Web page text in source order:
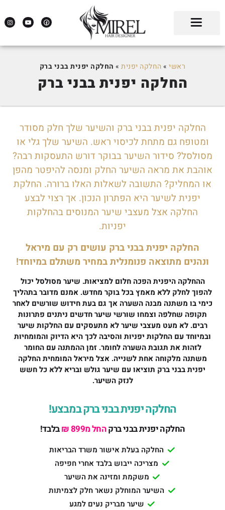
ראשי»החלקה יפנית» החלקה יפנית בבני ברק
החלקה יפנית בבני ברק
החלקה יפנית בבני ברק והשיער שלך חלק מסודר
ומטופח גם מתחת לכיסוי ראש. השיער שלך גלי או
מסולסל? סידור השיער בבוקר דורש התעסקות רבה?
אוהבת את מראה השיער החלק ומנסה להיפטר מהפן
או המחליק? התשובה לשאלות האלו ברורה. החלקת
יפנית לשיער היא הפתרון הנכון. אך רצוי לבצע
החלקה אצל מעצבי שיער המנוסים בהחלקות
יפניות.
החלקה יפנית בבני ברק עושים רק עם מיראל
ונהנים מתוצאה פנומנלית במחיר משתלם במיוחד!
ההחלקה היפנית הפכה חלום למציאות. שיער מסולסל יכול
להפוך לחלק ללא מאמץ בכל בוקר מחדש. אמנם מדובר בתהליך
כימי בו משתנה מבנה השערה אך גם בעת חידוש שורשים לאחר
תקופה שחלפה וצמחו שורשי שיער חדשים ניתנים פתרונות
רבים. לא מעט מעצבי שיער לא מתעסקים עם החלקות שיער
ובמיוחד עם החלקות יפניות והסיבה לכך היא הדיוק והמומחיות
לזהות את תגובת השערה לחומר. זמן ההמתנה עם החומר
משתנה מלקוחה אחת לשנייה. אצל מיראל המומחית החלקה
יפנית בבני ברק תוציאו עם שיער גולש ובריא ללא כל חשש
לנזק השיער.
החלקה יפנית בבני ברק במבצע!
החלקה יפנית בבני ברקהחל מ899 ₪ בלבד!
החלקה בעלת אישור משרד הבריאות
מצריכה ייבוש בלבד אחרי חפיפה
משקמת ומזינה את השיער
השיער המוחלק נשאר חלק לצמיתות
שיער מבריק נעים למגע